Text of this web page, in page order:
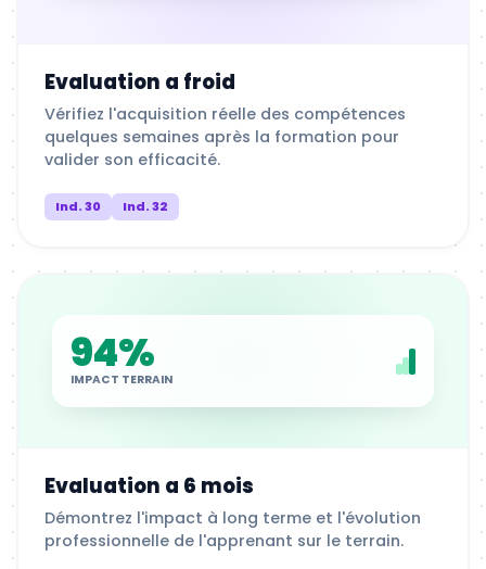
Evaluation a froid
Vérifiez l'acquisition réelle des compétences
quelques semaines après la formation pour
valider son efficacité.
Ind. 30 Ind. 32
94%
IMPACT TERRAIN
Evaluation a 6 mois
Démontrez l'impact à long terme et l'évolution
professionnelle de l'apprenant sur le terrain.